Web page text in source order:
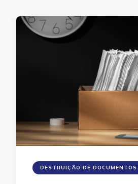
DESTRUIÇÃO DE